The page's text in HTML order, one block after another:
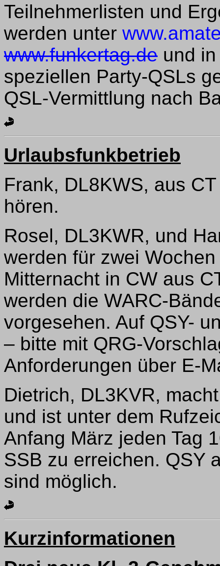
Teilnehmerlisten und
werden unter
www.funkertag.de und
speziellen Party-QSLs
QSL-Vermittlung nach
Urlaubsfunkbetrieb
Frank, DL8KWS, aus
hören.
Rosel, DL3KWR, und
werden für zwei
Mitternacht in CW aus
werden die WARC-
vorgesehen. Auf QSY-
– bitte mit QRG-
Anforderungen über E-
Dietrich, DL3KVR,
und ist unter dem
Anfang März jeden Tag
SSB zu erreichen. QSY
sind möglich.
Kurzinformationen